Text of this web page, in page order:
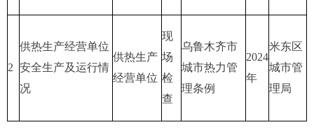
2
供热生产经营单位
安全生产及运行情
况
供热生产
经营单位
现
场
检
查
乌鲁木齐市
城市热力管
理条例
2024
年
米东区
城市管
理局